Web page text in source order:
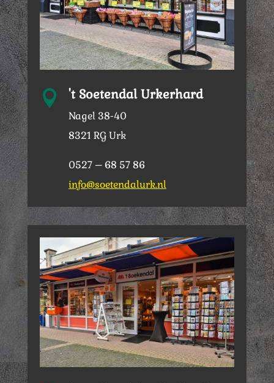
 't Soetendal Urkerhard
Nagel 38-40
8321 RG Urk
0527 – 68 57 86
info@soetendalurk.nl